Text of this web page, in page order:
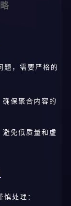
题，需要严格的
确保聚合内容的
避免低质量和虚
处理：